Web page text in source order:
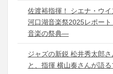
佐渡裕指揮！ シエナ・ウ
河口湖音楽祭2025レポー
音楽の祭典―
ジャズの新鋭 松井秀太郎
と、指揮 横山奏さんが語